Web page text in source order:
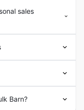
sales
Barn?